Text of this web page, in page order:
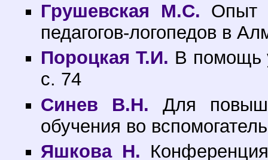
Грушевская М.С. Опыт
педагогов-логопедов в
Пороцкая Т.И. В помощь
с. 74
Синев В.Н. Для
обучения во
Яшкова Н.